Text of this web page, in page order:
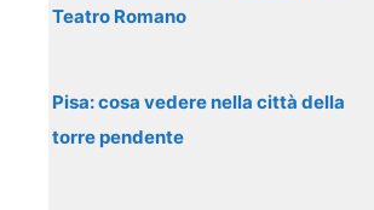
Teatro Romano
Pisa: cosa vedere nella città della
torre pendente